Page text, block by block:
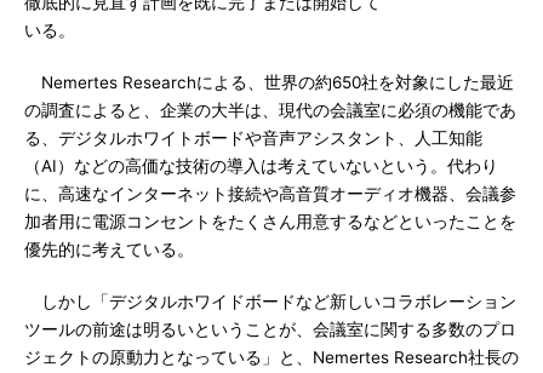
いる。
Nemertes Researchによる、世界の約650社を対象にした最近
の調査によると、企業の大半は、現代の会議室に必須の機能であ
る、デジタルホワイトボードや音声アシスタント、人工知能
（AI）などの高価な技術の導入は考えていないという。代わり
に、高速なインターネット接続や高音質オーディオ機器、会議参
加者用に電源コンセントをたくさん用意するなどといったことを
優先的に考えている。
しかし「デジタルホワイドボードなど新しいコラボレーション
ツールの前途は明るいということが、会議室に関する多数のプロ
ジェクトの原動力となっている」と、Nemertes Research社長の